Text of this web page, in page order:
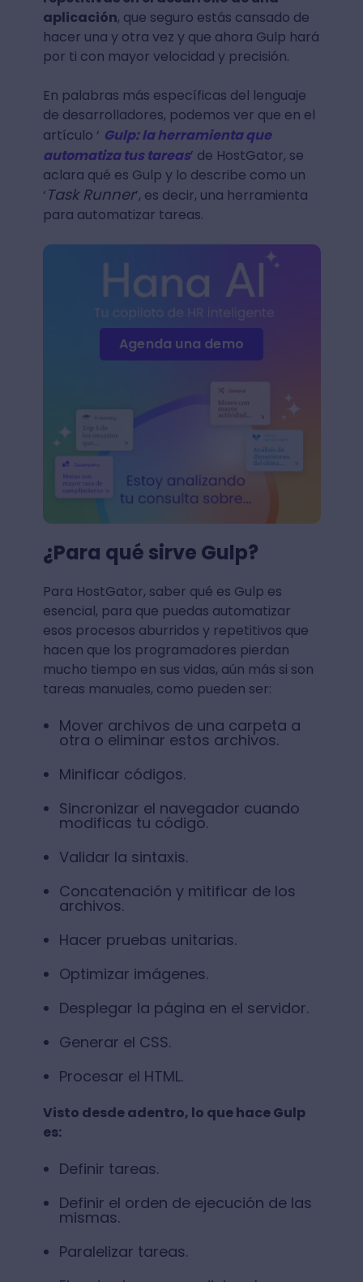
aplicación, que seguro estás cansado de
hacer una y otra vez y que ahora Gulp hará
por ti con mayor velocidad y precisión.
En palabras más específicas del lenguaje
de desarrolladores, podemos ver que en el
artículo ‘ Gulp: la herramienta que
automatiza tus tareas’ de HostGator, se
aclara qué es Gulp y lo describe como un
‘ Task Runner’, es decir, una herramienta
para automatizar tareas.
Agenda una demo
¿Para qué sirve Gulp?
Para HostGator, saber qué es Gulp es
esencial, para que puedas automatizar
esos procesos aburridos y repetitivos que
hacen que los programadores pierdan
mucho tiempo en sus vidas, aún más si son
tareas manuales, como pueden ser:
Mover archivos de una carpeta a
otra o eliminar estos archivos.
Minificar códigos.
Sincronizar el navegador cuando
modificas tu código.
Validar la sintaxis.
Concatenación y mitificar de los
archivos.
Hacer pruebas unitarias.
Optimizar imágenes.
Desplegar la página en el servidor.
Generar el CSS.
Procesar el HTML.
Visto desde adentro, lo que hace Gulp
es:
Definir tareas.
Definir el orden de ejecución de las
mismas.
Paralelizar tareas.